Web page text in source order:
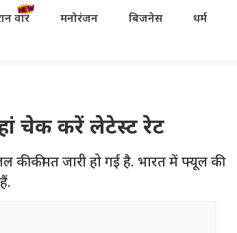
वॉर मनोरंजन बिजनेस धर्म
चेक करें लेटेस्ट रेट
कीमत जारी हो गई है. भारत में फ्यूल की